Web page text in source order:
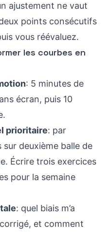
ajustement ne vaut
points consécutifs
vous réévaluez.
les courbes en
: 5 minutes de
écran, puis 10
prioritaire: par
deuxième balle de
Écrire trois exercices
pour la semaine
: quel biais m’a
et comment